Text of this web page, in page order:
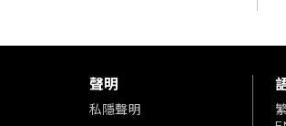
聲明
私隱聲明